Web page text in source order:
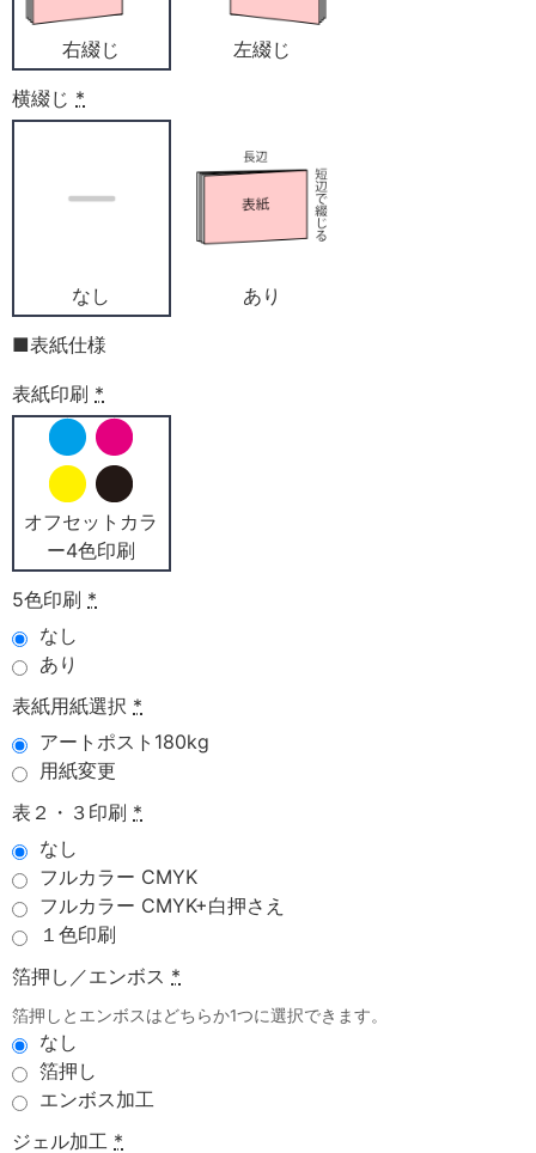
右綴じ 左綴じ
横綴じ *
なし あり
■表紙仕様
表紙印刷 *
オフセットカラ
ー4色印刷
5色印刷 *
なし
あり
表紙用紙選択 *
アートポスト180kg
用紙変更
表２・３印刷 *
なし
フルカラー CMYK
フルカラー CMYK+白押さえ
１色印刷
箔押し／エンボス *
箔押しとエンボスはどちらか1つに選択できます。
なし
箔押し
エンボス加工
ジェル加工 *